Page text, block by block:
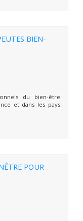
BIEN-
du bien-être
et dans les pays
POUR